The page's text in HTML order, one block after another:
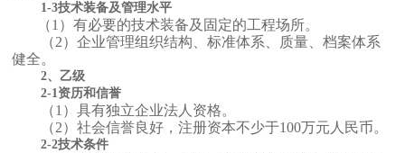
1-3技术装备及管理水平
（1）有必要的技术装备及固定的工程场所。
（2）企业管理组织结构、标准体系、质量、档案体系
健全。
2、乙级
2-1资历和信誉
（1）具有独立企业法人资格。
（2）社会信誉良好，注册资本不少于100万元人民币。
2-2技术条件